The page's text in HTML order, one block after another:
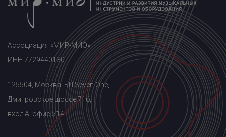
Ассоциация «МИР-МИО»
ИНН 7729440130
125504, Москва, БЦ Seven One,
Дмитровское шоссе 71б,
вход A, офис 514